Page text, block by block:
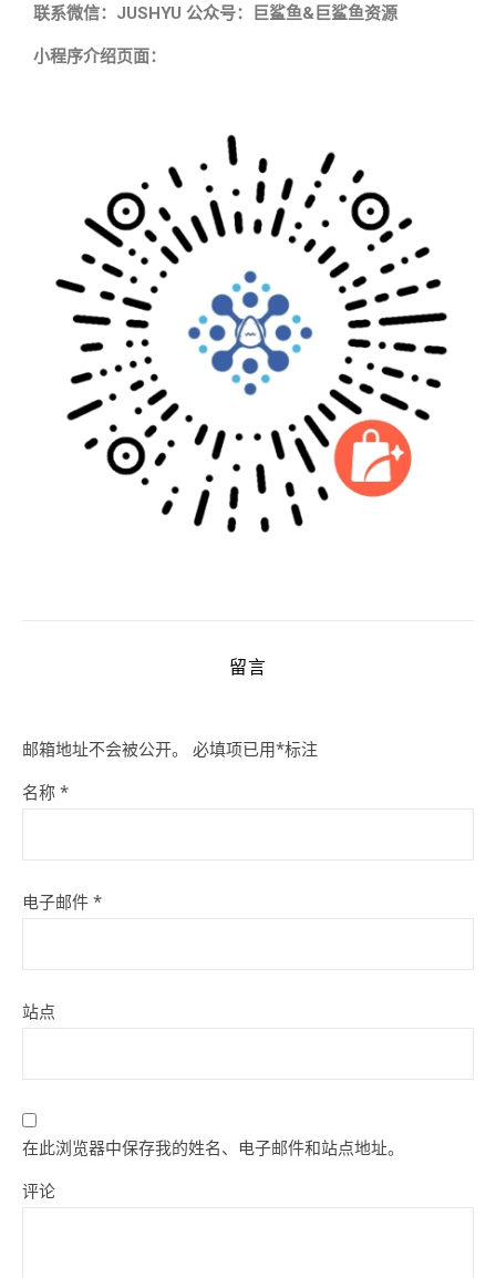
联系微信：JUSHYU 公众号：巨鲨鱼&巨鲨鱼资源
小程序介绍页面：
留言
邮箱地址不会被公开。 必填项已用*标注
名称 *
电子邮件 *
站点
在此浏览器中保存我的姓名、电子邮件和站点地址。
评论